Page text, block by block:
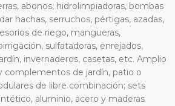
abonos, hidrolimpiadoras, bombas
hachas, serruchos, pértigas, azadas,
de riego, mangueras,
sulfatadoras, enrejados,
invernaderos, casetas, etc. Amplio
complementos de jardín, patio o
de libre combinación; sets
aluminio, acero y maderas